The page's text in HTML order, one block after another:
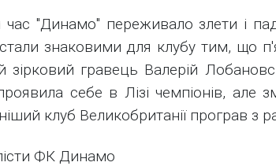
час "Динамо" переживало злети і
знаковими для клубу тим, що
зірковий гравець Валерій
себе в Лізі чемпіонів, але
клуб Великобританії програв з